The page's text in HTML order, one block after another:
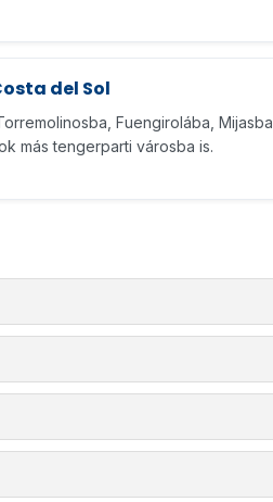
del Sol
Fuengirolába, Mijasba
más tengerparti városba is.